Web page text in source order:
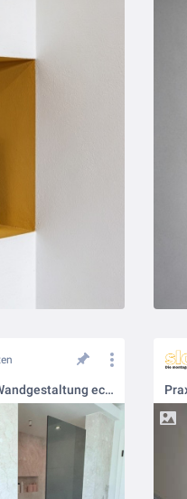
Praxisbeispiel – wenn Wandgestaltung echten Mehrwert bekommt